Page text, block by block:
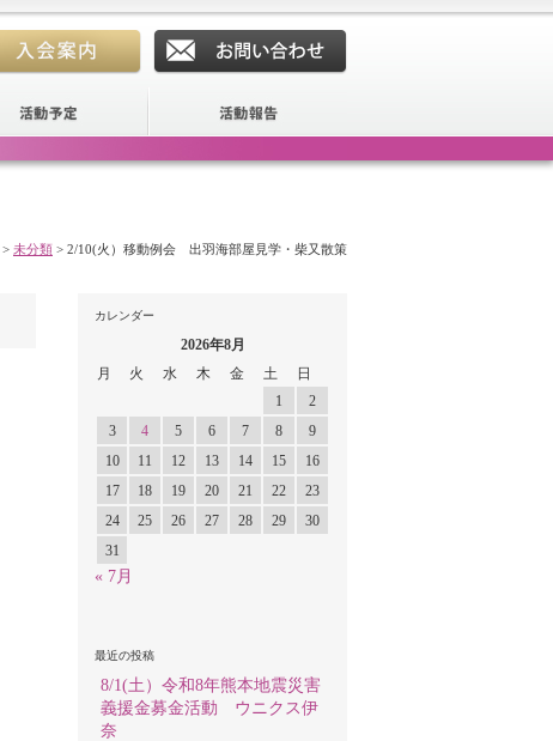
> 未分類 > 2/10(火）移動例会 出羽海部屋見学・柴又散策
カレンダー
2026年8月
月
火 水 木 金 土
日
1
2
3
4 5 6 7 8
9
10
11 12 13 14 15
16
17
18 19 20 21 22
23
24
25 26 27 28 29
30
31
« 7月
最近の投稿
8/1(土）令和8年熊本地震災害
義援金募金活動 ウニクス伊
奈